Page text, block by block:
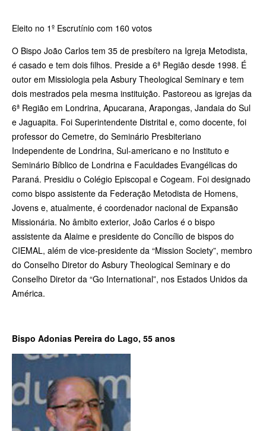
Eleito no 1º Escrutínio com 160 votos
O Bispo João Carlos tem 35 de presbítero na Igreja Metodista,
é casado e tem dois filhos. Preside a 6ª Região desde 1998. É
outor em Missiologia pela Asbury Theological Seminary e tem
dois mestrados pela mesma instituição. Pastoreou as igrejas da
6ª Região em Londrina, Apucarana, Arapongas, Jandaia do Sul
e Jaguapita. Foi Superintendente Distrital e, como docente, foi
professor do Cemetre, do Seminário Presbiteriano
Independente de Londrina, Sul-americano e no Instituto e
Seminário Bíblico de Londrina e Faculdades Evangélicas do
Paraná. Presidiu o Colégio Episcopal e Cogeam. Foi designado
como bispo assistente da Federação Metodista de Homens,
Jovens e, atualmente, é coordenador nacional de Expansão
Missionária. No âmbito exterior, João Carlos é o bispo
assistente da Alaime e presidente do Concílio de bispos do
CIEMAL, além de vice-­presidente da “Mission Society”, membro
do Conselho Diretor do Asbury Theological Seminary e do
Conselho Diretor da “Go International”, nos Estados Unidos da
América.
Bispo Adonias Pereira do Lago, 55 anos